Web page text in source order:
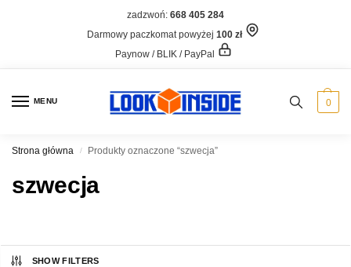
zadzwoń: 668 405 284
Darmowy paczkomat powyżej 100 zł
Paynow / BLIK / PayPal
MENU 0
Strona główna / Produkty oznaczone “szwecja”
szwecja
SHOW FILTERS